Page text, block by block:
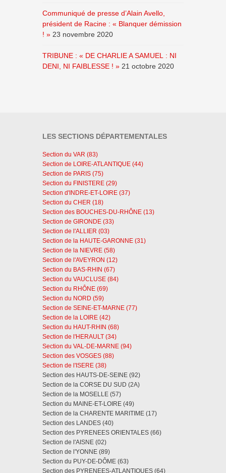
Communiqué de presse d’Alain Avello,
président de Racine : « Blanquer démission
! » 23 novembre 2020
TRIBUNE : « DE CHARLIE A SAMUEL : NI
DENI, NI FAIBLESSE ! » 21 octobre 2020
LES SECTIONS DÉPARTEMENTALES
Section du VAR (83)
Section de LOIRE-ATLANTIQUE (44)
Section de PARIS (75)
Section du FINISTERE (29)
Section d'INDRE-ET-LOIRE (37)
Section du CHER (18)
Section des BOUCHES-DU-RHÔNE (13)
Section de GIRONDE (33)
Section de l'ALLIER (03)
Section de la HAUTE-GARONNE (31)
Section de la NIEVRE (58)
Section de l'AVEYRON (12)
Section du BAS-RHIN (67)
Section du VAUCLUSE (84)
Section du RHÔNE (69)
Section du NORD (59)
Section de SEINE-ET-MARNE (77)
Section de la LOIRE (42)
Section du HAUT-RHIN (68)
Section de l'HERAULT (34)
Section du VAL-DE-MARNE (94)
Section des VOSGES (88)
Section de l'ISERE (38)
Section des HAUTS-DE-SEINE (92)
Section de la CORSE DU SUD (2A)
Section de la MOSELLE (57)
Section du MAINE-ET-LOIRE (49)
Section de la CHARENTE MARITIME (17)
Section des LANDES (40)
Section des PYRENEES ORIENTALES (66)
Section de l'AISNE (02)
Section de l'YONNE (89)
Section du PUY-DE-DÔME (63)
Section des PYRENEES-ATLANTIQUES (64)